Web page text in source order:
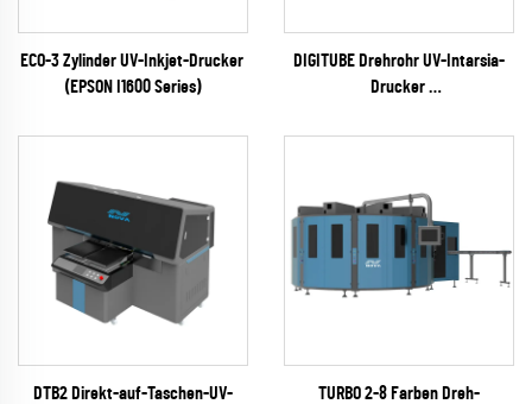
ECO-3 Zylinder UV-Inkjet-Drucker
(EPSON I1600 Series)
DIGITUBE Drehrohr UV-Intarsia-
Drucker
DTB2 Direkt-auf-Taschen-UV-
TURBO 2-8 Farben Dreh-